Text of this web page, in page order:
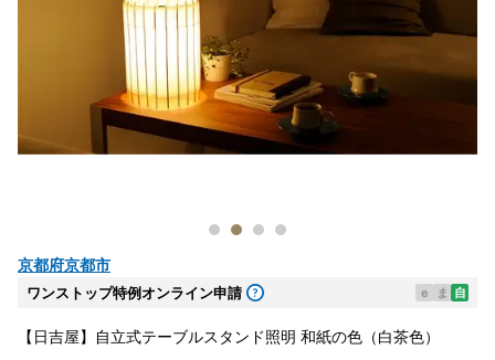
京都府京都市
ワンストップ特例オンライン申請 e ま 自
【日吉屋】自立式テーブルスタンド照明 和紙の色（白茶色）